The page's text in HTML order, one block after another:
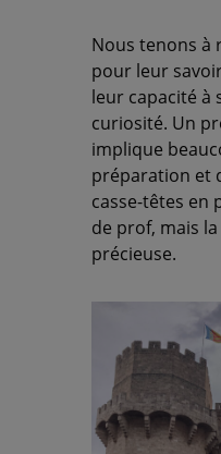
Nous tenons à
pour leur
leur capacité à
curiosité. Un
implique
préparation et
casse-têtes en
de prof, mais
précieuse.